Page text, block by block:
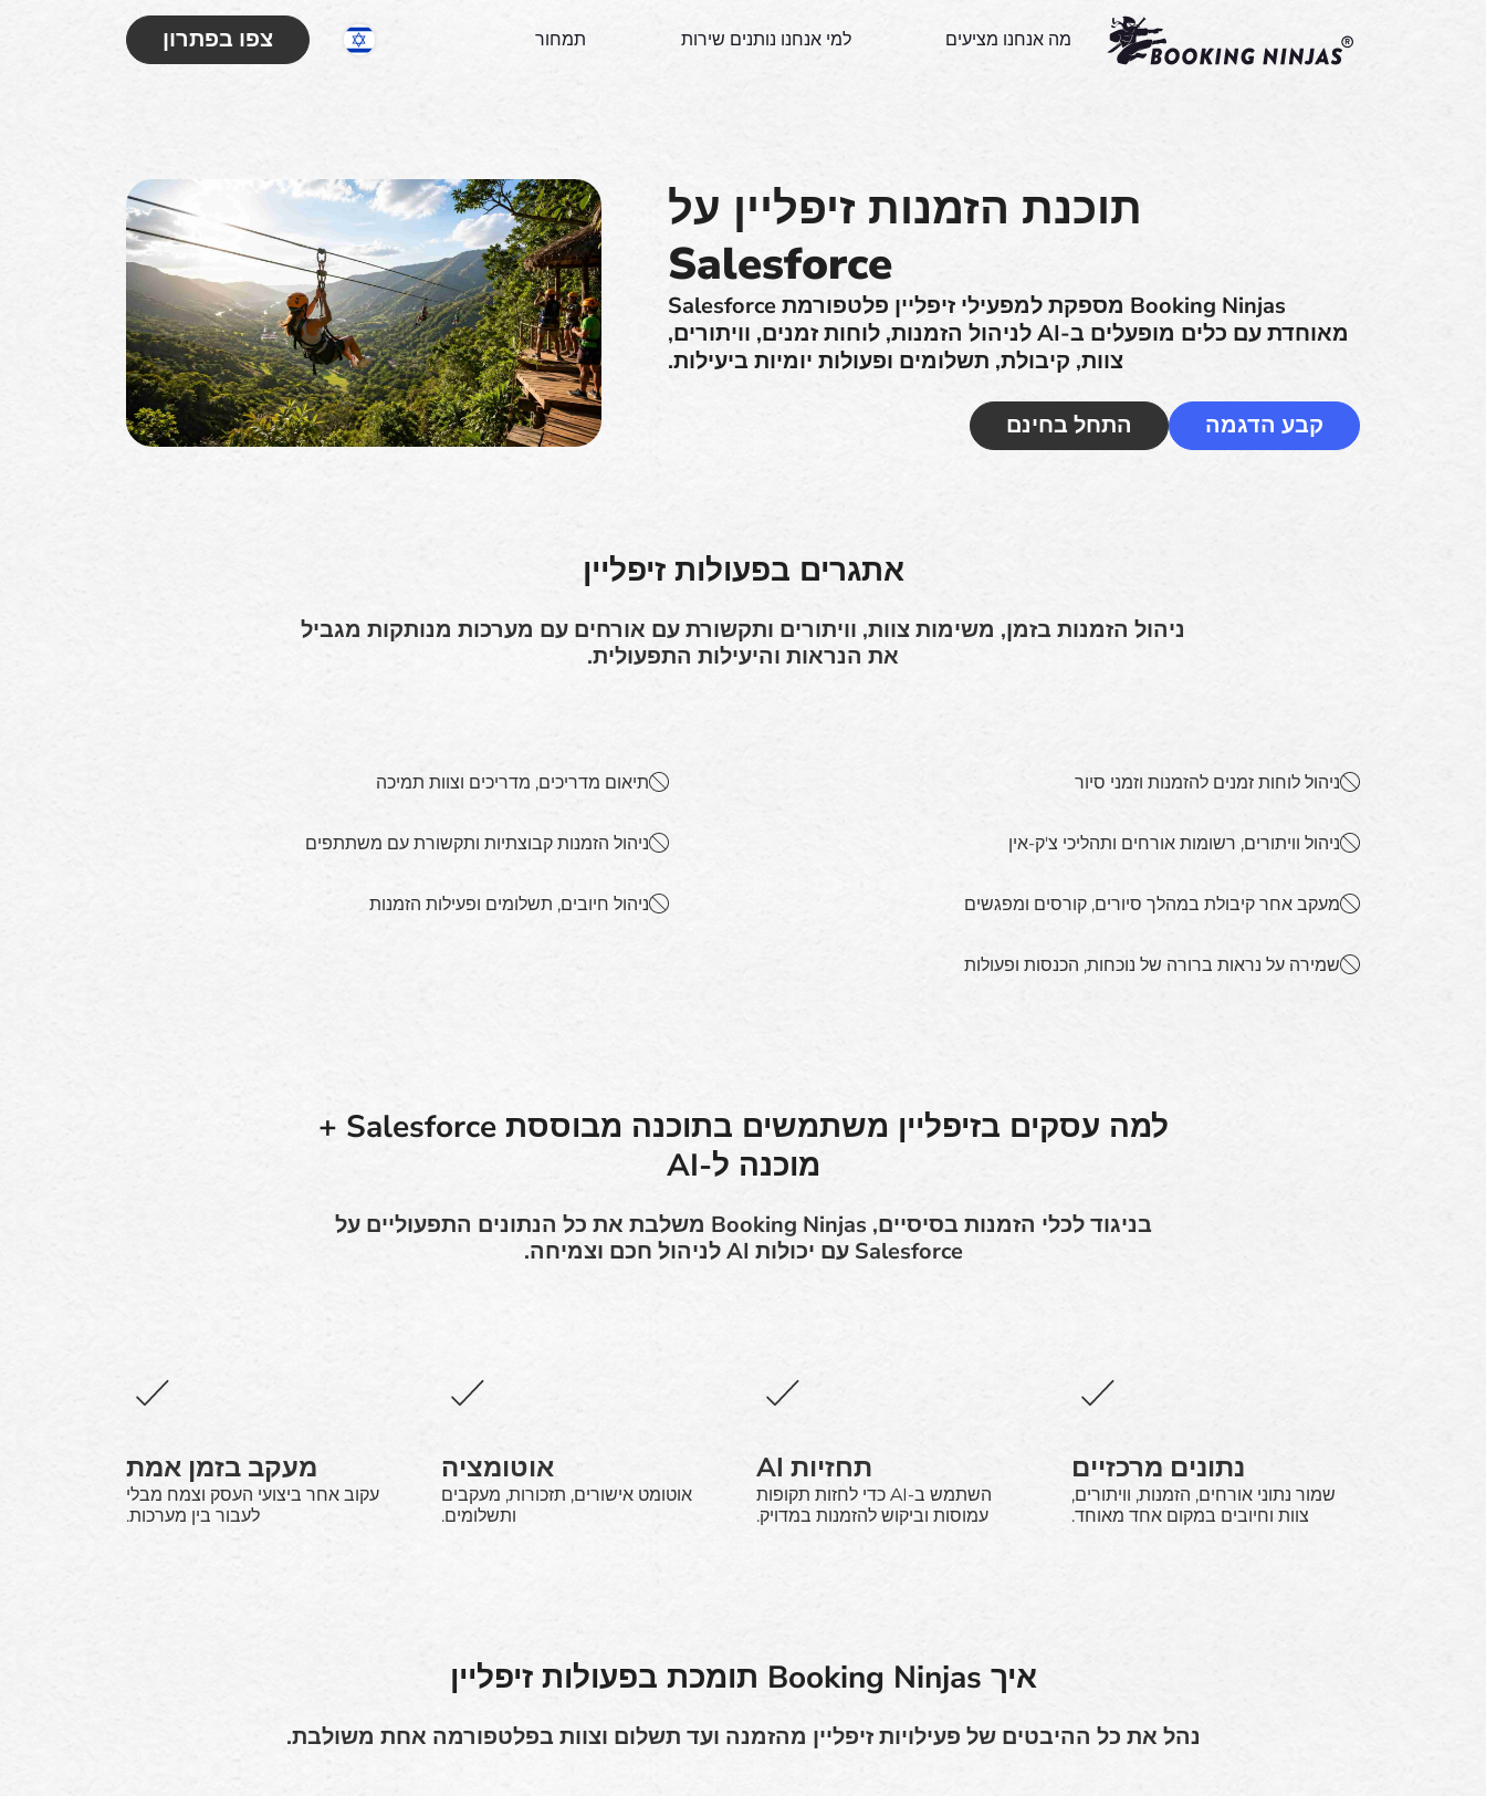
צפו בפתרון מה אנחנו מציעים למי אנחנו נותנים שירות תמחור
תוכנת הזמנות זיפליין על
Salesforce
Booking Ninjas מספקת למפעילי זיפליין פלטפורמת Salesforce
מאוחדת עם כלים מופעלים ב-AI לניהול הזמנות, לוחות זמנים, וויתורים,
צוות, קיבולת, תשלומים ופעולות יומיות ביעילות.
קבע הדגמה התחל בחינם
אתגרים בפעולות זיפליין
ניהול הזמנות בזמן, משימות צוות, וויתורים ותקשורת עם אורחים עם מערכות מנותקות מגביל
את הנראות והיעילות התפעולית.
ניהול לוחות זמנים להזמנות וזמני סיור תיאום מדריכים, מדריכים וצוות תמיכה
ניהול וויתורים, רשומות אורחים ותהליכי צ'ק-אין ניהול הזמנות קבוצתיות ותקשורת עם משתתפים
מעקב אחר קיבולת במהלך סיורים, קורסים ומפגשים ניהול חיובים, תשלומים ופעילות הזמנות
שמירה על נראות ברורה של נוכחות, הכנסות ופעולות
למה עסקים בזיפליין משתמשים בתוכנה מבוססת Salesforce +
מוכנה ל-AI
בניגוד לכלי הזמנות בסיסיים, Booking Ninjas משלבת את כל הנתונים התפעוליים על
Salesforce עם יכולות AI לניהול חכם וצמיחה.
נתונים מרכזיים
שמור נתוני אורחים, הזמנות, וויתורים,
צוות וחיובים במקום אחד מאוחד.
תחזיות AI
השתמש ב-AI כדי לחזות תקופות
עמוסות וביקוש להזמנות במדויק.
אוטומציה
אוטומט אישורים, תזכורות, מעקבים
ותשלומים.
מעקב בזמן אמת
עקוב אחר ביצועי העסק וצמח מבלי
לעבור בין מערכות.
איך Booking Ninjas תומכת בפעולות זיפליין
נהל את כל ההיבטים של פעילויות זיפליין מהזמנה ועד תשלום וצוות בפלטפורמה אחת משולבת.